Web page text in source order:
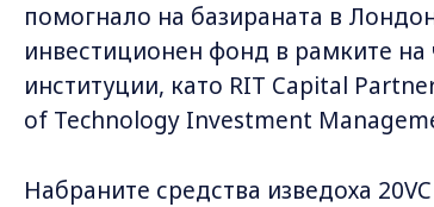
помогнало на базираната в
инвестиционен фонд в рамките
институции, като RIT Capital
of Technology Investment
Набраните средства изведоха